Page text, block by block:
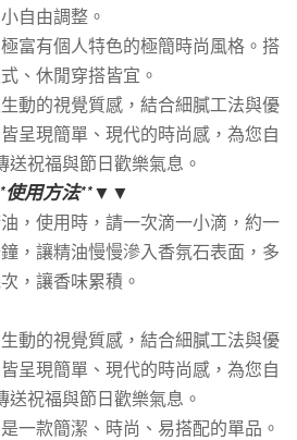
小自由調整。
富有個人特色的極簡時尚風格。搭
、休閒穿搭皆宜。
動的視覺質感，結合細膩工法與優
呈現簡單、現代的時尚感，為您自
送祝福與節日歡樂氣息。
使用方法**▼▼
，使用時，請一次滴一小滴，約一
，讓精油慢慢滲入香氛石表面，多
，讓香味累積。
動的視覺質感，結合細膩工法與優
呈現簡單、現代的時尚感，為您自
送祝福與節日歡樂氣息。
一款簡潔、時尚、易搭配的單品。